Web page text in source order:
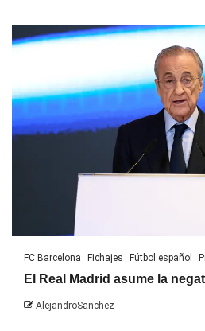
FC Barcelona Fichajes Fútbol español
El Real Madrid asume la
AlejandroSanchez